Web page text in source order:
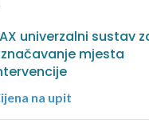
univerzalni sustav
mjesta
na upit